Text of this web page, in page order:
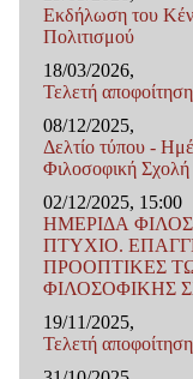
Eκδήλωση του
Πολιτισμού
18/03/2026,
Τελετή
08/12/2025,
Δελτίο τύπου -
Φιλοσοφική
02/12/2025, 15:00
ΗΜΕΡΙΔΑ
ΠΤΥΧΙΟ.
ΠΡΟΟΠΤΙΚΕΣ
ΦΙΛΟΣΟΦΙΚΗΣ
19/11/2025,
Τελετή